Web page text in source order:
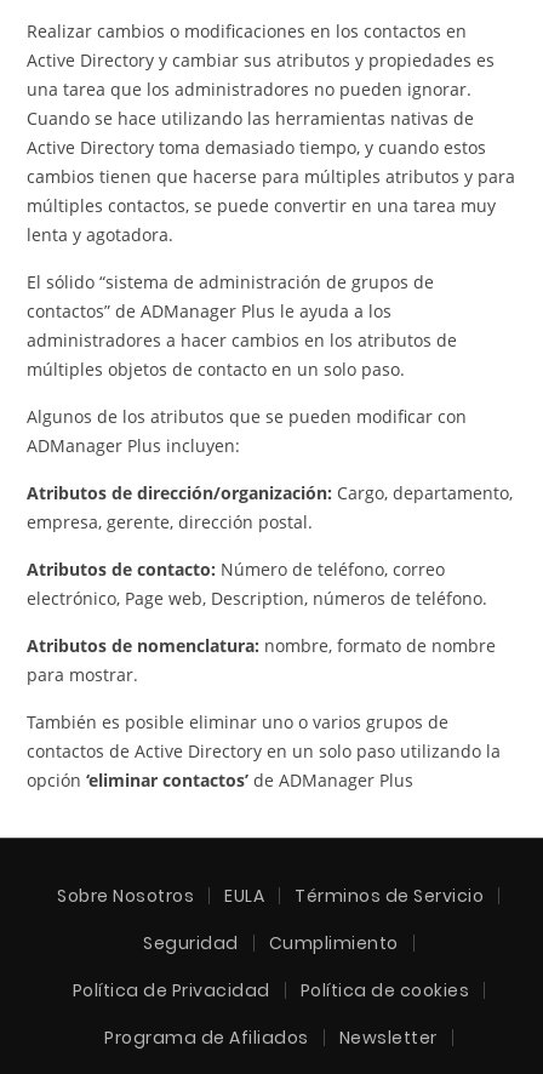
Realizar cambios o modificaciones en los contactos en
Active Directory y cambiar sus atributos y propiedades es
una tarea que los administradores no pueden ignorar.
Cuando se hace utilizando las herramientas nativas de
Active Directory toma demasiado tiempo, y cuando estos
cambios tienen que hacerse para múltiples atributos y para
múltiples contactos, se puede convertir en una tarea muy
lenta y agotadora.
El sólido “sistema de administración de grupos de
contactos” de ADManager Plus le ayuda a los
administradores a hacer cambios en los atributos de
múltiples objetos de contacto en un solo paso.
Algunos de los atributos que se pueden modificar con
ADManager Plus incluyen:
Atributos de dirección/organización: Cargo, departamento,
empresa, gerente, dirección postal.
Atributos de contacto: Número de teléfono, correo
electrónico, Page web, Description, números de teléfono.
Atributos de nomenclatura: nombre, formato de nombre
para mostrar.
También es posible eliminar uno o varios grupos de
contactos de Active Directory en un solo paso utilizando la
opción‘eliminar contactos’ de ADManager Plus
Sobre Nosotros EULA
Términos de Servicio
Seguridad
Cumplimiento
Política de Privacidad
Política de cookies
Programa de Afiliados
Newsletter